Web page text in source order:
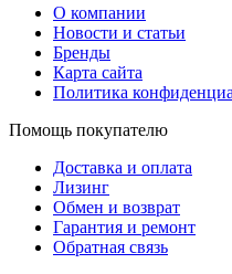
О компании
Новости и статьи
Бренды
Карта сайта
Политика
Помощь покупателю
Доставка и оплата
Лизинг
Обмен и возврат
Гарантия и ремонт
Обратная связь